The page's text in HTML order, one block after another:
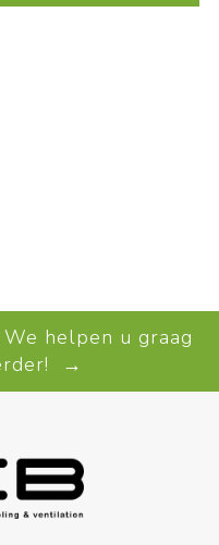
helpen u graag
→